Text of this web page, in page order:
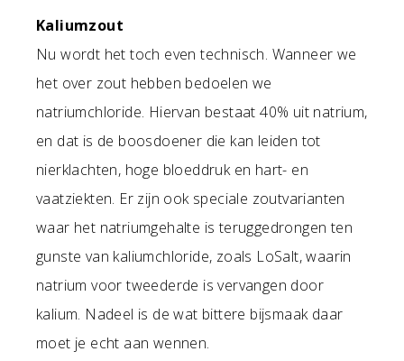
Kaliumzout
Nu wordt het toch even technisch. Wanneer we
het over zout hebben bedoelen we
natriumchloride. Hiervan bestaat 40% uit natrium,
en dat is de boosdoener die kan leiden tot
nierklachten, hoge bloeddruk en hart- en
vaatziekten. Er zijn ook speciale zoutvarianten
waar het natriumgehalte is teruggedrongen ten
gunste van kaliumchloride, zoals LoSalt, waarin
natrium voor tweederde is vervangen door
kalium. Nadeel is de wat bittere bijsmaak daar
moet je echt aan wennen.